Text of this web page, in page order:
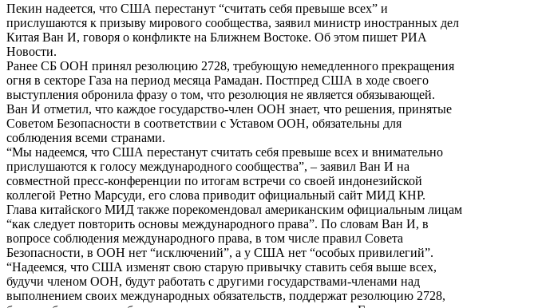
электронную
почту
Пекин надеется, что США перестанут “считать себя превыше всех” и
прислушаются к призыву мирового сообщества, заявил министр иностранных дел
Китая Ван И, говоря о конфликте на Ближнем Востоке. Об этом пишет РИА
Новости.
Ранее СБ ООН принял резолюцию 2728, требующую немедленного прекращения
огня в секторе Газа на период месяца Рамадан. Постпред США в ходе своего
выступления обронила фразу о том, что резолюция не является обязывающей.
Ван И отметил, что каждое государство-член ООН знает, что решения, принятые
Советом Безопасности в соответствии с Уставом ООН, обязательны для
соблюдения всеми странами.
“Мы надеемся, что США перестанут считать себя превыше всех и внимательно
прислушаются к голосу международного сообщества”, – заявил Ван И на
совместной пресс-конференции по итогам встречи со своей индонезийской
коллегой Ретно Марсуди, его слова приводит официальный сайт МИД КНР.
Глава китайского МИД также порекомендовал американским официальным лицам
“как следует повторить основы международного права”. По словам Ван И, в
вопросе соблюдения международного права, в том числе правил Совета
Безопасности, в ООН нет “исключений”, а у США нет “особых привилегий”.
“Надеемся, что США изменят свою старую привычку ставить себя выше всех,
будучи членом ООН, будут работать с другими государствами-членами над
выполнением своих международных обязательств, поддержат резолюцию 2728,